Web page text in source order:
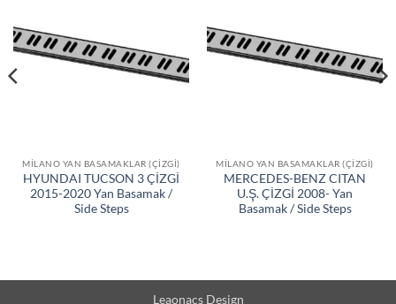
MILANO YAN BASAMAKLAR (ÇIZGI)
HYUNDAI TUCSON 3 ÇİZGİ
2015-2020 Yan Basamak /
Side Steps
MILANO YAN BASAMAKLAR (ÇIZGI)
MERCEDES-BENZ CITAN
U.Ş. ÇİZGİ 2008- Yan
Basamak / Side Steps
Leaonacs Design